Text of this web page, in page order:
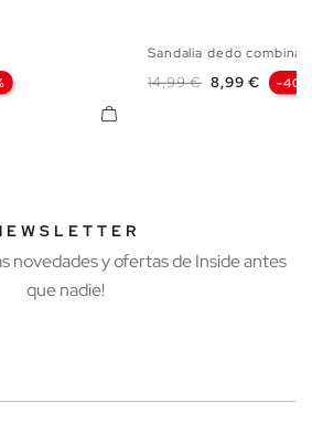
Sandalia dedo
Precio base
14,99 € Precio
8,99 € -40%
novedades y ofertas de Inside antes
que nadie!